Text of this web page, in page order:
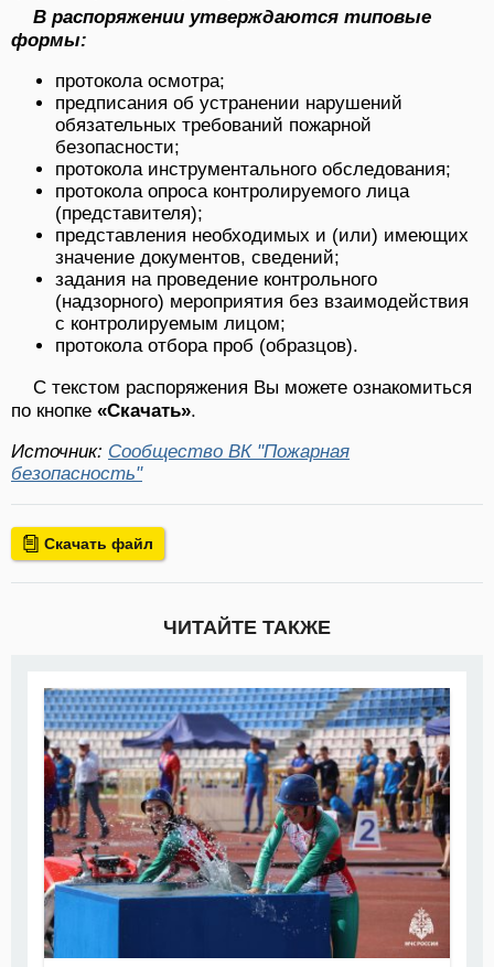
В распоряжении утверждаются типовые
формы:
протокола осмотра;
предписания об устранении нарушений
обязательных требований пожарной
безопасности;
протокола инструментального обследования;
протокола опроса контролируемого лица
(представителя);
представления необходимых и (или) имеющих
значение документов, сведений;
задания на проведение контрольного
(надзорного) мероприятия без взаимодействия
с контролируемым лицом;
протокола отбора проб (образцов).
С текстом распоряжения Вы можете ознакомиться
по кнопке «Скачать».
Источник: Сообщество ВК "Пожарная
безопасность"
Скачать файл
ЧИТАЙТЕ ТАКЖЕ